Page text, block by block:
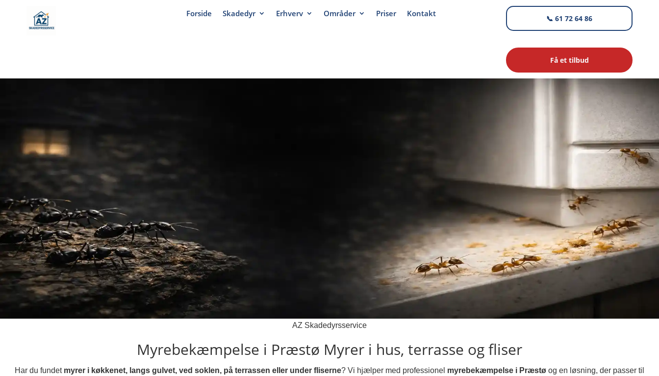
Forside Skadedyr Erhverv Områder Priser Kontakt
📞 61 72 64 86
Få et tilbud
AZ Skadedyrsservice
Myrebekæmpelse i Præstø Myrer i hus, terrasse og fliser
Har du fundet myrer i køkkenet, langs gulvet, ved soklen, på terrassen eller under fliserne? Vi hjælper med professionel myrebekæmpelse i Præstø og en løsning, der passer til